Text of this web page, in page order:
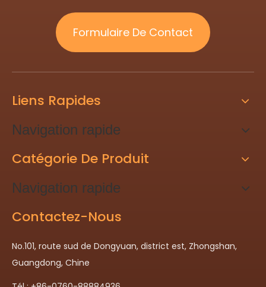
Formulaire De Contact
Liens Rapides
Navigation rapide
Catégorie De Produit
Navigation rapide
Contactez-Nous
No.101, route sud de Dongyuan, district est, Zhongshan,
Guangdong, Chine